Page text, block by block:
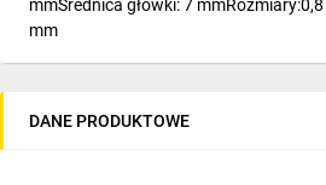
mmŚrednica główki: 7
mm
DANE PRODUKTOWE